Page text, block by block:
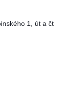
1, út a čt